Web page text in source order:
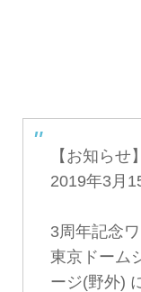
【お知らせ】
2019年3月
3周年記念
東京ドーム
ージ(野外)